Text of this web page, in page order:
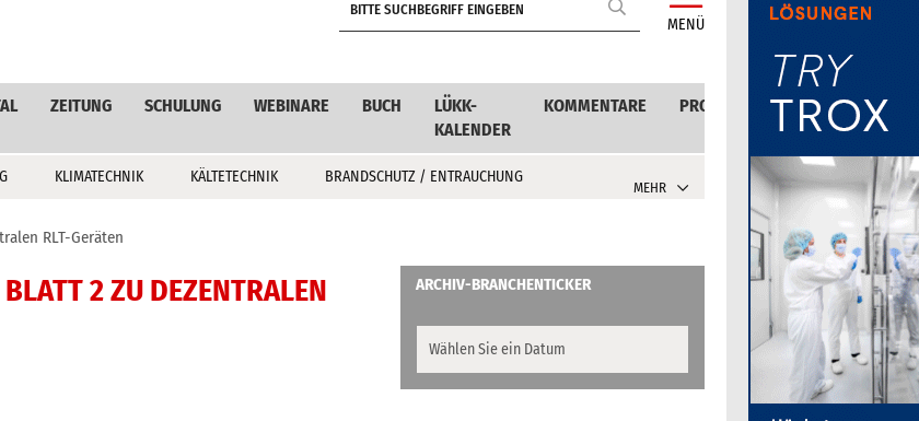
MENÜ
ZEITUNG SCHULUNG WEBINARE BUCH
LÜKK-
KALENDER
KOMMENTARE PRODUKTE
KLIMATECHNIK KÄLTETECHNIK BRANDSCHUTZ / ENTRAUCHUNG
MEHR
RLT-Geräten
2 ZU DEZENTRALEN
ARCHIV-BRANCHENTICKER